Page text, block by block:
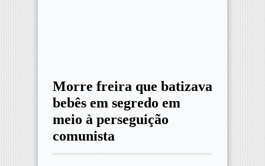
Morre freira que batizava
bebês em segredo em
meio à perseguição
comunista